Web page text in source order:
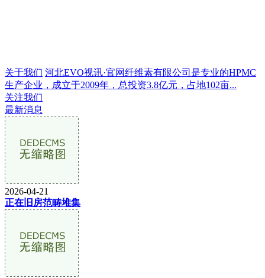
关于我们 河北EVO视讯·官网纤维素有限公司是专业的HPMC
生产企业，成立于2009年，总投资3.8亿元，占地102亩...
关注我们
最新消息
2026-04-21
正在旧房范畴堆集